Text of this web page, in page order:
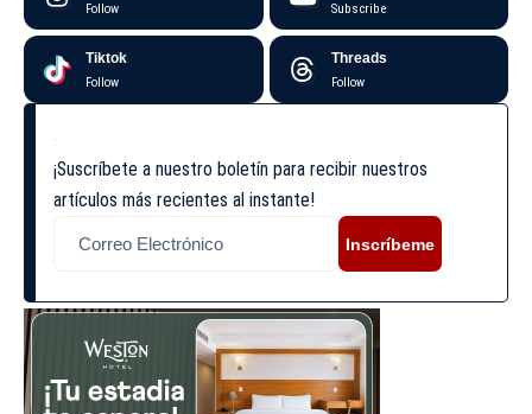
Follow Subscribe
Tiktok
Follow
Threads
Follow
¡Suscríbete a nuestro boletín para recibir nuestros
artículos más recientes al instante!
Inscríbeme